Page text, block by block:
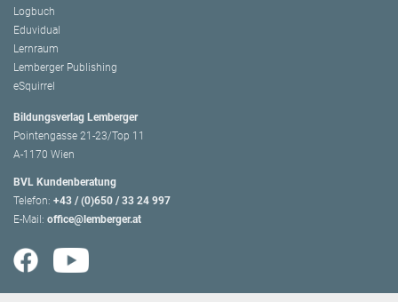
Logbuch
Eduvidual
Lernraum
Lemberger Publishing
eSquirrel
Bildungsverlag Lemberger
Pointengasse 21-23/Top 11
A-1170 Wien
BVL Kundenberatung
Telefon: +43 / (0)650 / 33 24 997
E-Mail: office@lemberger.at